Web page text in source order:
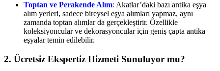
Toptan ve Perakende Alım: Akatlar’daki bazı antika eşya
alım yerleri, sadece bireysel eşya alımları yapmaz, aynı
zamanda toptan alımlar da gerçekleştirir. Özellikle
koleksiyoncular ve dekorasyoncular için geniş çapta antika
eşyalar temin edilebilir.
2. Ücretsiz Ekspertiz Hizmeti Sunuluyor mu?